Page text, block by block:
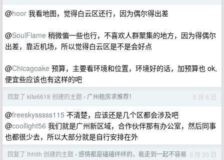
@hoor 我看地图，觉得白云区还行，因为偶尔得出差
@SoulFlame 稍微偏一些也行，不喜欢人群聚集的地方，因为得偶尔
出差，靠近机场，所以觉得白云区是不是会好点
@Chicagoake 预算，主要看环境和位置，环境好的话，加预算也 ok,
便宜些应该也有这样的吧
回复了 kite6618 创建的主题 › 广州租房求推荐！ 5 月 6 日
@freeskysssss115 不清楚，应该还是几个区都会涉及吧
@coollight56 我们就是广州新区域，合作伙伴那有办公室，然后同事
也都很少去，所以大部分就是自行安排在外
回复了 lhhllh 创建的主题 › 感情都是磕磕绊绊的，能走到一起不容易 3 月 30 日